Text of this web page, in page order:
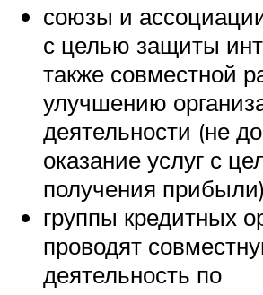
союзы и
с целью защиты
также совместной
улучшению
деятельности (не
оказание услуг с
получения
группы кредитных
проводят
деятельность по